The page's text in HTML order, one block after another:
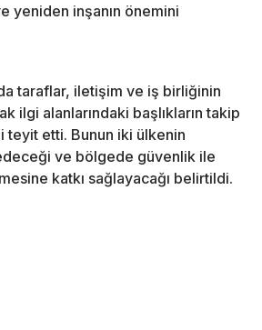
yeniden inşanın önemini
taraflar, iletişim ve iş birliğinin
ilgi alanlarındaki başlıkların takip
teyit etti. Bunun iki ülkenin
ve bölgede güvenlik ile
katkı sağlayacağı belirtildi.